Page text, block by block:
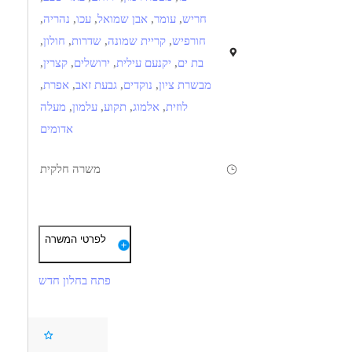
חריש, עומר, אבן שמואל, עכו, נהריה,
חורפיש, קריית שמונה, שדרות, חולון,
בת ים, יקנעם עילית, ירושלים, קצרין,
מבשרת ציון, נוקדים, גבעת זאב, אפרת,
לוזית, אלמוג, תקוע, עלמון, מעלה
אדומים
משרה חלקית
‘חונכות לילדים’ היא שירות מטעם משרד הביטחון וחלק מרפורמת ‘נפש אחת’ הפועלת
דרישות
ליווי מקצועי
לפרטי המשרה
פתח בחלון חדש